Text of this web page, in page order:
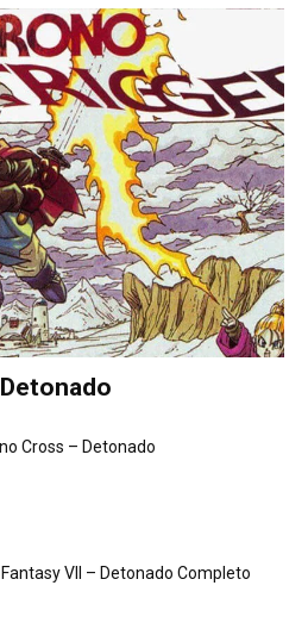
Cross – Detonado
Fantasy VII – Detonado Completo